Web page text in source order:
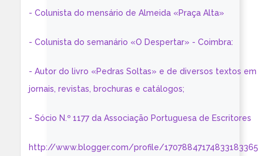
- Colunista do mensário de Almeida «Praça Alta»
- Colunista do semanário «O Despertar» - Coimbra:
- Autor do livro «Pedras Soltas» e de diversos textos em
jornais, revistas, brochuras e catálogos;
- Sócio N.º 1177 da Associação Portuguesa de Escritores
http://www.blogger.com/profile/17078847174833183365